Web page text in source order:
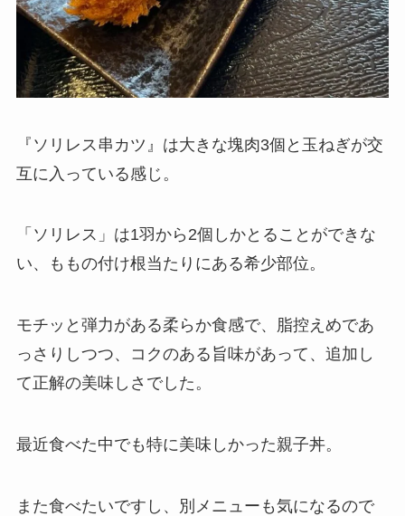
『ソリレス串カツ』は大きな塊肉3個と玉ねぎが交
互に入っている感じ。
「ソリレス」は1羽から2個しかとることができな
い、ももの付け根当たりにある希少部位。
モチッと弾力がある柔らか食感で、脂控えめであ
っさりしつつ、コクのある旨味があって、追加し
て正解の美味しさでした。
最近食べた中でも特に美味しかった親子丼。
また食べたいですし、別メニューも気になるので